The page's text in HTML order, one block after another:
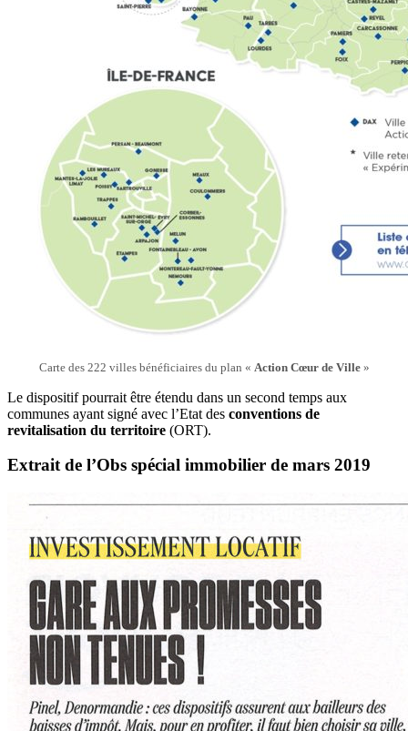
Carte des 222 villes bénéficiaires du plan « Action Cœur de Ville »
Le dispositif pourrait être étendu dans un second temps aux
communes ayant signé avec l’Etat des conventions de
revitalisation du territoire (ORT).
Extrait de l’Obs spécial immobilier de mars 2019